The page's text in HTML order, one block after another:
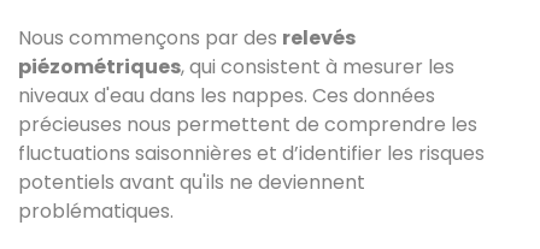
Nous commençons par des relevés
piézométriques, qui consistent à mesurer les
niveaux d'eau dans les nappes. Ces données
précieuses nous permettent de comprendre les
fluctuations saisonnières et d’identifier les risques
potentiels avant qu'ils ne deviennent
problématiques.